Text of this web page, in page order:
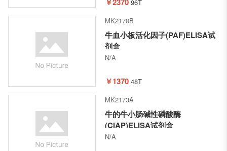
96T
MK2170B
牛血小板活化因子(PAF)ELISA试
剂盒
N/A
￥1370 48T
MK2173A
牛的牛小肠碱性磷酸酶
(CIAP)ELISA试剂盒
N/A